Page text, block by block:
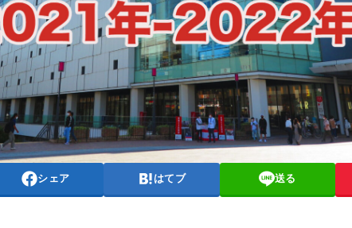
シェア はてブ 送る